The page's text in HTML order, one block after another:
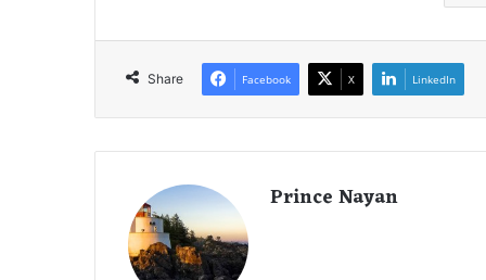
Share Facebook X LinkedIn
Prince Nayan